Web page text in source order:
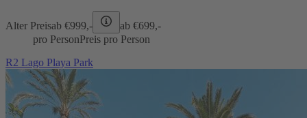
Alter Preisab €999,- ab €699,-
pro PersonPreis pro Person
R2 Lago Playa Park